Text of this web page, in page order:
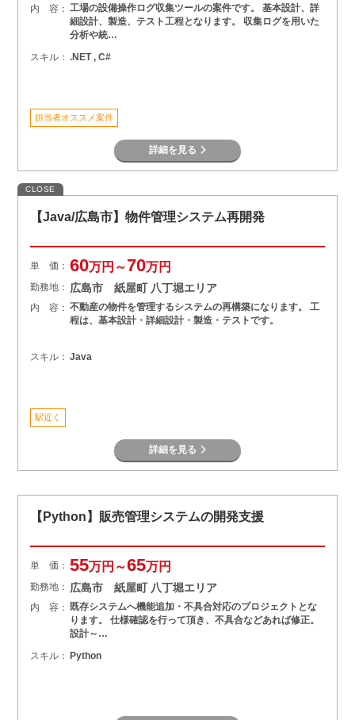
内 容： 工場の設備操作ログ収集ツールの案件です。 基本設計、詳
細設計、製造、テスト工程となります。 収集ログを用いた
分析や統…
スキル： .NET , C#
担当者オススメ案件
詳細を見る
CLOSE
【Java/広島市】物件管理システム再開発
単 価： 60万円～70万円
勤務地： 広島市 紙屋町 八丁堀エリア
内 容： 不動産の物件を管理するシステムの再構築になります。 工
程は、基本設計・詳細設計・製造・テストです。
スキル： Java
駅近く
詳細を見る
【Python】販売管理システムの開発支援
単 価： 55万円～65万円
勤務地： 広島市 紙屋町 八丁堀エリア
内 容：
既存システムへ機能追加・不具合対応のプロジェクトとな
ります。 仕様確認を行って頂き、不具合などあれば修正。
設計～…
スキル： Python